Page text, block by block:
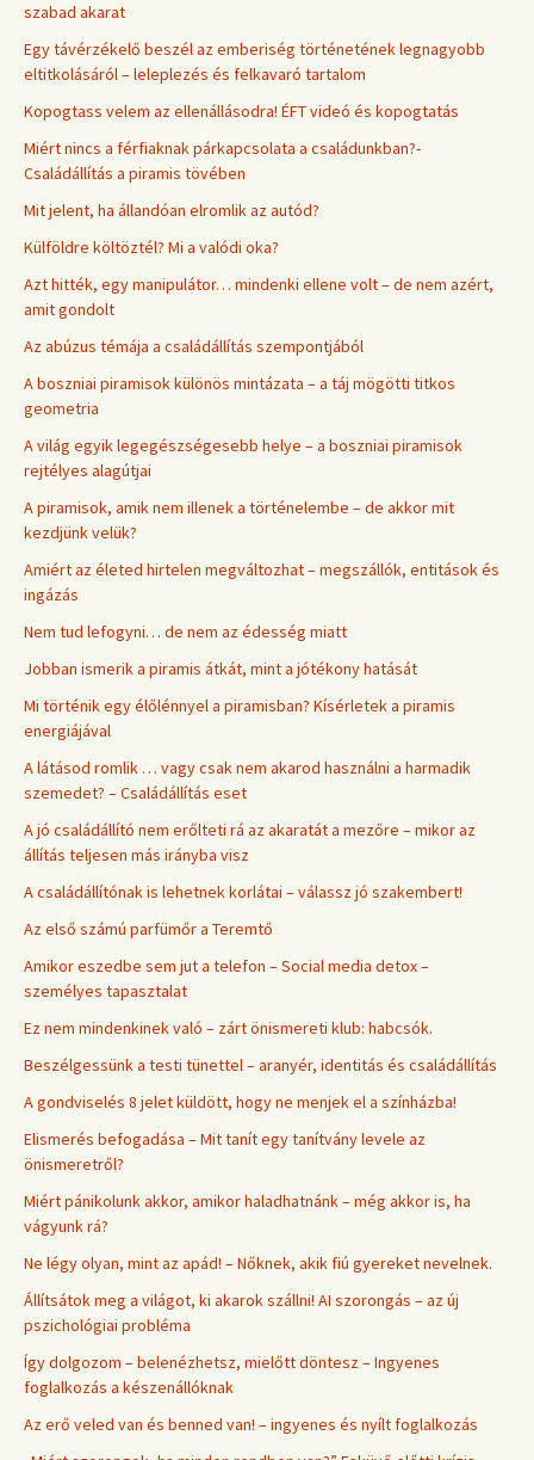
szabad akarat
Egy távérzékelő beszél az emberiség történetének legnagyobb
eltitkolásáról – leleplezés és felkavaró tartalom
Kopogtass velem az ellenállásodra! ÉFT videó és kopogtatás
Miért nincs a férfiaknak párkapcsolata a családunkban?-
Családállítás a piramis tövében
Mit jelent, ha állandóan elromlik az autód?
Külföldre költöztél? Mi a valódi oka?
Azt hitték, egy manipulátor… mindenki ellene volt – de nem azért,
amit gondolt
Az abúzus témája a családállítás szempontjából
A boszniai piramisok különös mintázata – a táj mögötti titkos
geometria
A világ egyik legegészségesebb helye – a boszniai piramisok
rejtélyes alagútjai
A piramisok, amik nem illenek a történelembe – de akkor mit
kezdjünk velük?
Amiért az életed hirtelen megváltozhat – megszállók, entitások és
ingázás
Nem tud lefogyni… de nem az édesség miatt
Jobban ismerik a piramis átkát, mint a jótékony hatását
Mi történik egy élőlénnyel a piramisban? Kísérletek a piramis
energiájával
A látásod romlik … vagy csak nem akarod használni a harmadik
szemedet? – Családállítás eset
A jó családállító nem erőlteti rá az akaratát a mezőre – mikor az
állítás teljesen más irányba visz
A családállítónak is lehetnek korlátai – válassz jó szakembert!
Az első számú parfümőr a Teremtő
Amikor eszedbe sem jut a telefon – Social media detox –
személyes tapasztalat
Ez nem mindenkinek való – zárt önismereti klub: habcsók.
Beszélgessünk a testi tünettel – aranyér, identitás és családállítás
A gondviselés 8 jelet küldött, hogy ne menjek el a színházba!
Elismerés befogadása – Mit tanít egy tanítvány levele az
önismeretről?
Miért pánikolunk akkor, amikor haladhatnánk – még akkor is, ha
vágyunk rá?
Ne légy olyan, mint az apád! – Nőknek, akik fiú gyereket nevelnek.
Állítsátok meg a világot, ki akarok szállni! AI szorongás – az új
pszichológiai probléma
Így dolgozom – belenézhetsz, mielőtt döntesz – Ingyenes
foglalkozás a készenállóknak
Az erő veled van és benned van! – ingyenes és nyílt foglalkozás